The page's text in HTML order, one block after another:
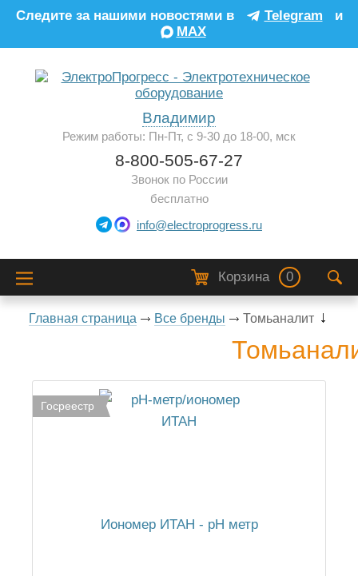
Следите за нашими новостями в Telegram
и
MAX
Владимир
Режим работы: Пн-Пт, с 9-30 до 18-00, мск
8-800-505-67-27
Звонок по России
бесплатно
info@electroprogress.ru
Корзина 0
Главная страница Все бренды Томьаналит
Госреестр
Иономер ИТАН - рН метр